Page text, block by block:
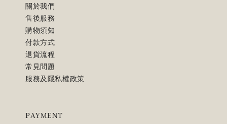
關於我們
售後服務
購物須知
付款方式
退貨流程
常見問題
服務及隱私權政策
PAYMENT